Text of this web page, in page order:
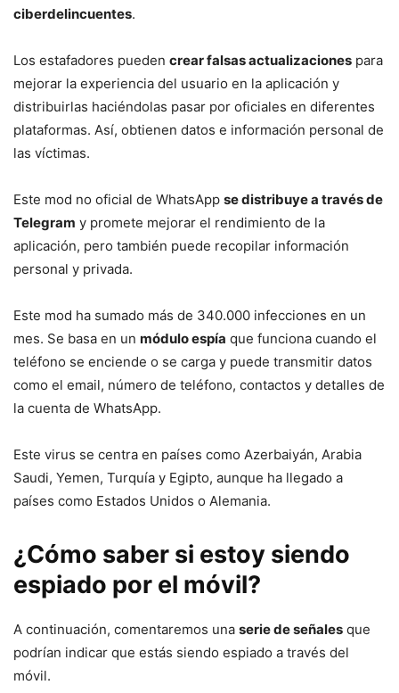
ciberdelincuentes.
Los estafadores pueden crear falsas actualizaciones para
mejorar la experiencia del usuario en la aplicación y
distribuirlas haciéndolas pasar por oficiales en diferentes
plataformas. Así, obtienen datos e información personal de
las víctimas.
Este mod no oficial de WhatsApp se distribuye a través de
Telegram y promete mejorar el rendimiento de la
aplicación, pero también puede recopilar información
personal y privada.
Este mod ha sumado más de 340.000 infecciones en un
mes. Se basa en un módulo espía que funciona cuando el
teléfono se enciende o se carga y puede transmitir datos
como el email, número de teléfono, contactos y detalles de
la cuenta de WhatsApp.
Este virus se centra en países como Azerbaiyán, Arabia
Saudi, Yemen, Turquía y Egipto, aunque ha llegado a
países como Estados Unidos o Alemania.
¿Cómo saber si estoy siendo
espiado por el móvil?
A continuación, comentaremos una serie de señales que
podrían indicar que estás siendo espiado a través del
móvil.